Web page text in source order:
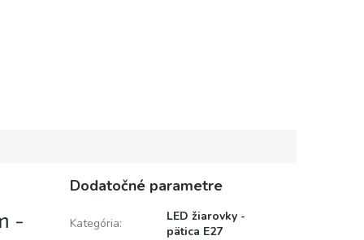
-
Dodatočné parametre
Kategória:
LED žiarovky -
pätica E27